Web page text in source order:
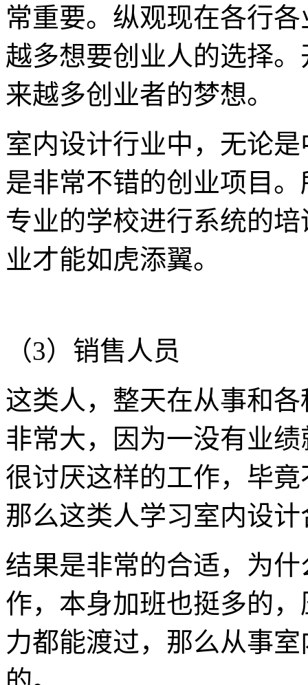
常重要。纵观现在各行
越多想要创业人的选择
来越多创业者的梦想。
室内设计行业中，无论
是非常不错的创业项目
专业的学校进行系统的
业才能如虎添翼。
（3）销售人员
这类人，整天在从事和
非常大，因为一没有业
很讨厌这样的工作，毕
那么这类人学习室内设
结果是非常的合适，为
作，本身加班也挺多的
力都能渡过，那么从事